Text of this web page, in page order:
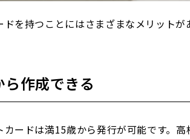
を持つことにはさまざまなメリット
作成できる
カードは満15歳から発行が可能です。